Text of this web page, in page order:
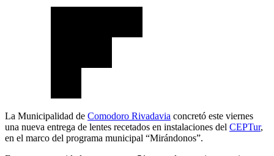
La Municipalidad de Comodoro Rivadavia concretó este viernes
una nueva entrega de lentes recetados en instalaciones del CEPTur,
en el marco del programa municipal “Mirándonos”.